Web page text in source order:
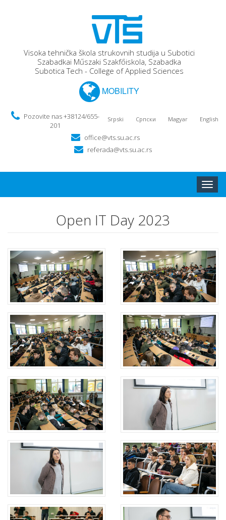
Visoka tehnička škola strukovnih studija u Subotici
Szabadkai Műszaki Szakfőiskola, Szabadka
Subotica Tech - College of Applied Sciences
MOBILITY
Srpski Српски Magyar English
Pozovite nas +38124/655-
201
office@vts.su.ac.rs
referada@vts.su.ac.rs
Toggle
Open IT Day 2023